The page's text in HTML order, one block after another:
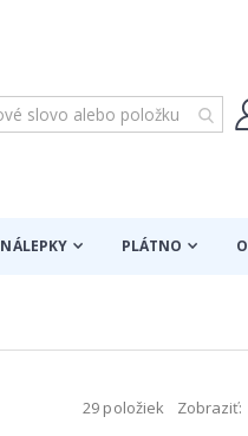
NÁLEPKY PLÁTNO
29 položiek Zobraziť